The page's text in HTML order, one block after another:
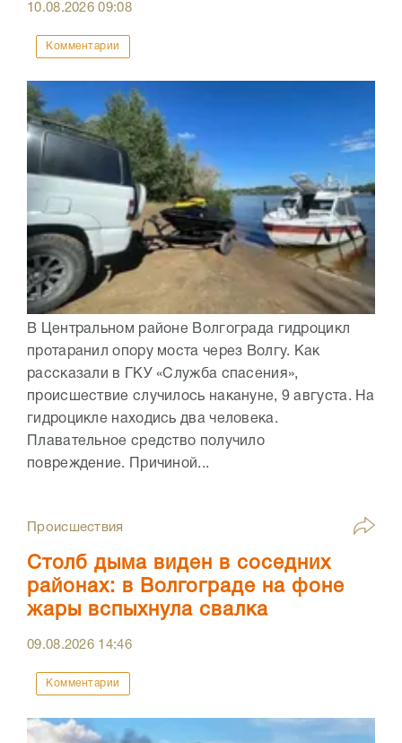
10.08.202609:08
Комментарии
В Центральном районе Волгограда гидроцикл
протаранил опору моста через Волгу. Как
рассказали в ГКУ «Служба спасения»,
происшествие случилось накануне, 9 августа. На
гидроцикле находись два человека.
Плавательное средство получило
повреждение. Причиной...
Происшествия
Столб дыма виден в соседних
районах: в Волгограде на фоне
жары вспыхнула свалка
09.08.2026 14:46
Комментарии